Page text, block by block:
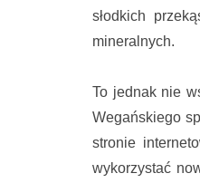
słodkich
mineralnych.
To jednak nie
Wegańskiego
stronie
wykorzystać